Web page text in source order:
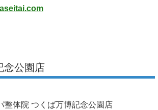
念公園店
整体院 つくば万博記念公園店